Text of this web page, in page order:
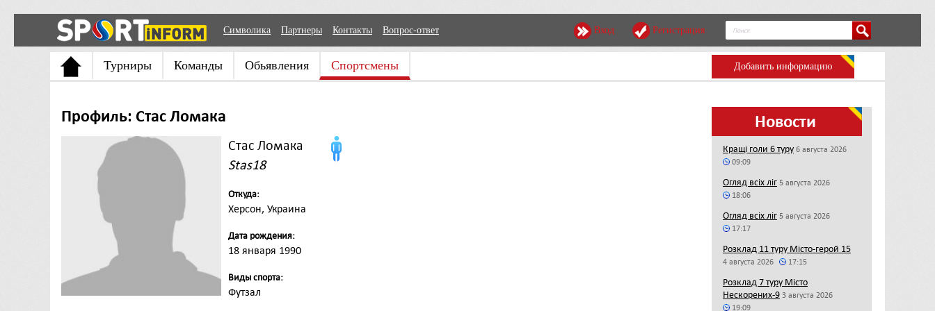
Символика Партнеры Контакты Вопрос-ответ Вход Регистрация
Турниры Команды Обьявления Спортсмены Добавить информацию
Профиль: Стас Ломака
Стас Ломака
Stas18
Откуда:
Херсон, Украина
Дата рождения:
18 января 1990
Виды спорта:
Футзал
Новости
Кращі голи 6 туру 6 августа 2026
09:09
Огляд всіх ліг 5 августа 2026
18:06
Огляд всіх ліг 5 августа 2026
17:17
Розклад 11 туру Місто-герой 15
4 августа 2026 17:15
Розклад 7 туру Місто
Нескорених-9 3 августа 2026
19:09